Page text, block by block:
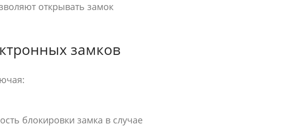
открывать замок
замков
блокировки замка в случае